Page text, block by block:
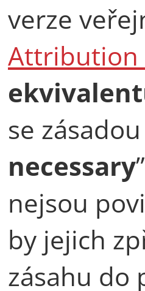
verze
Attribution
se zásadou
necessary
nejsou
by jejich
zásahu do